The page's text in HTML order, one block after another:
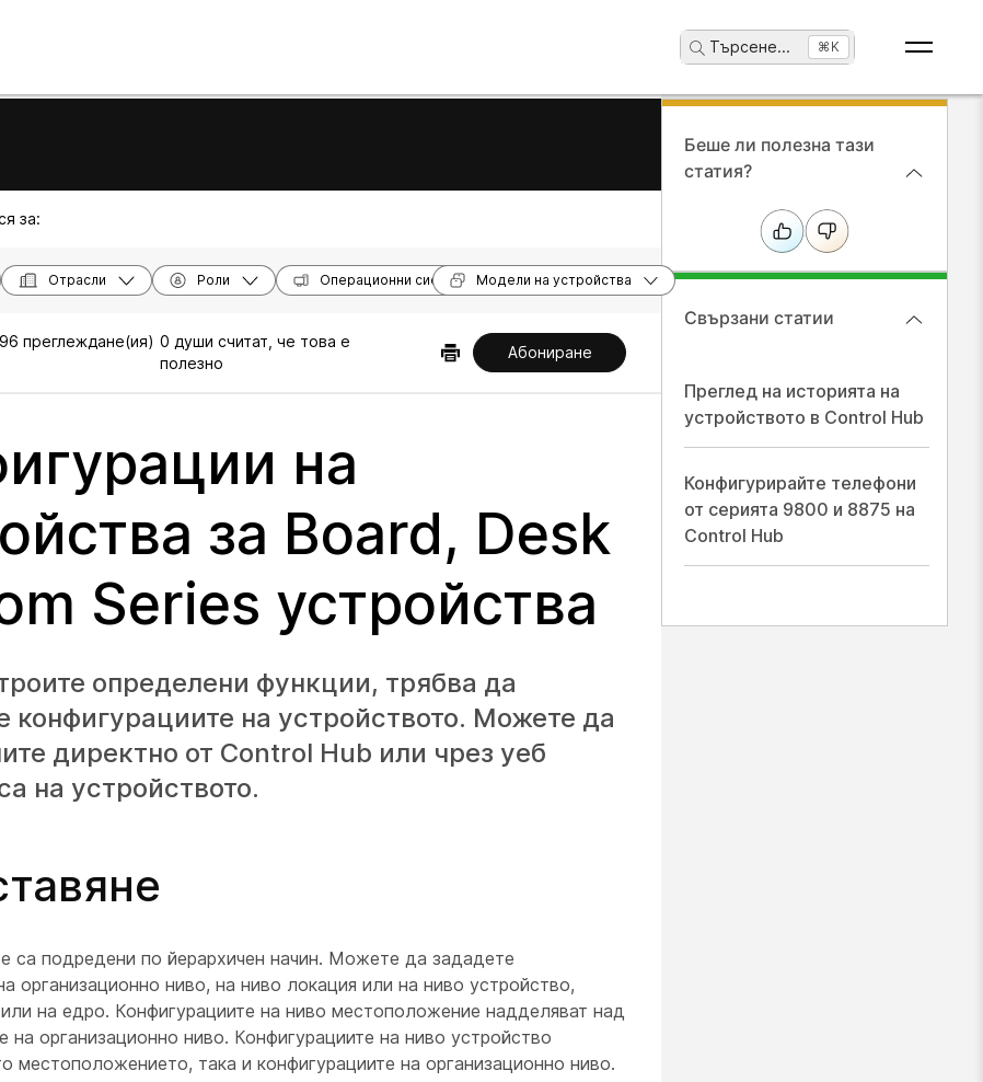
Търсене... ⌘K
за:
Отрасли Роли Операционни системи Модели на устройства
преглеждане(ия) 0 души считат, че това е
полезно
Абониране
на
за Board, Desk
Series устройства
определени функции, трябва да
конфигурациите на устройството. Можете да
директно от Control Hub или чрез уеб
на устройството.
са подредени по йерархичен начин. Можете да зададете
организационно ниво, на ниво локация или на ниво устройство,
на едро. Конфигурациите на ниво местоположение надделяват над
на организационно ниво. Конфигурациите на ниво устройство
местоположението, така и конфигурациите на организационно ниво.
Беше ли полезна тази
статия?
Свързани статии
Преглед на историята на
устройството в Control Hub
Конфигурирайте телефони
от серията 9800 и 8875 на
Control Hub